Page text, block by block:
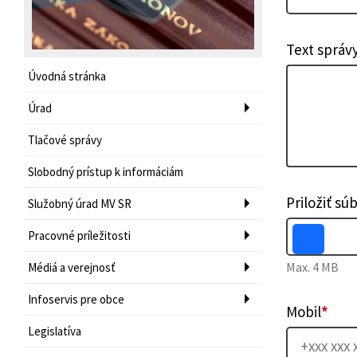
Úvodná stránka
Úrad
Tlačové správy
Slobodný prístup k informáciám
Služobný úrad MV SR
Pracovné príležitosti
Médiá a verejnosť
Infoservis pre obce
Legislatíva
Text
Priložiť
Max. 4 MB
Mobil*